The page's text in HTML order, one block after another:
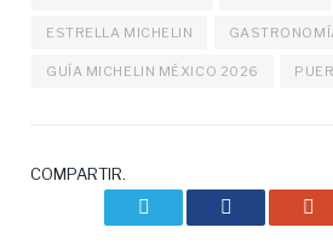
ESTRELLA MICHELIN
GUÍA MICHELIN MÉXICO 2026
COMPARTIR.
Facebook